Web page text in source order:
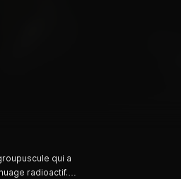
qui a
radioactif.